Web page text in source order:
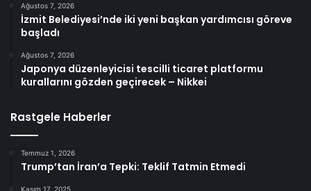
Ağustos 7, 2026
İzmit Belediyesi’nde iki yeni başkan yardımcısı göreve
başladı
Ağustos 7, 2026
Japonya düzenleyicisi tescilli ticaret platformu
kurallarını gözden geçirecek – Nikkei
Rastgele Haberler
Temmuz 1, 2026
Trump’tan İran’a Tepki: Teklif Tatmin Etmedi
Kasım 17, 2025